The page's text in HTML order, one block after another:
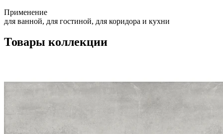
Применение
для ванной, для гостиной, для коридора и кухни
Товары коллекции